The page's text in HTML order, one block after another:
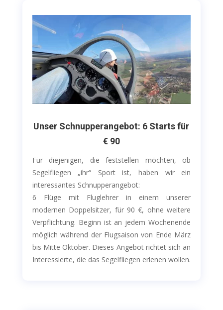
Unser Schnupperangebot: 6 Starts für
€ 90
Für diejenigen, die feststellen möchten, ob
Segelfliegen „ihr“ Sport ist, haben wir ein
interessantes Schnupperangebot:
6 Flüge mit Fluglehrer in einem unserer
modernen Doppelsitzer, für 90 €, ohne weitere
Verpflichtung. Beginn ist an jedem Wochenende
möglich während der Flugsaison von Ende März
bis Mitte Oktober. Dieses Angebot richtet sich an
Interessierte, die das Segelfliegen erlenen wollen.